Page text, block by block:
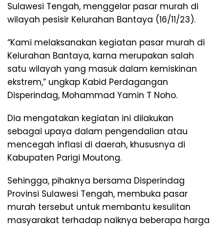
Sulawesi Tengah, menggelar pasar murah di
wilayah pesisir Kelurahan Bantaya (16/11/23).
“Kami melaksanakan kegiatan pasar murah di
Kelurahan Bantaya, karna merupakan salah
satu wilayah yang masuk dalam kemiskinan
ekstrem,” ungkap Kabid Perdagangan
Disperindag, Mohammad Yamin T Noho.
Dia mengatakan kegiatan ini dilakukan
sebagai upaya dalam pengendalian atau
mencegah inflasi di daerah, khususnya di
Kabupaten Parigi Moutong.
Sehingga, pihaknya bersama Disperindag
Provinsi Sulawesi Tengah, membuka pasar
murah tersebut untuk membantu kesulitan
masyarakat terhadap naiknya beberapa harga